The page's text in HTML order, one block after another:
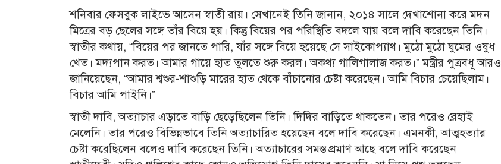
শনিবার ফেসবুক লাইভে আসেন স্বাতী রায়। সেখানেই তিনি জানান, ২০১৪ সালে দেখাশোনা করে মদন
মিত্রের বড় ছেলের সঙ্গে তাঁর বিয়ে হয়। কিন্তু বিয়ের পর পরিস্থিতি বদলে যায় বলে দাবি করেছেন তিনি।
স্বাতীর কথায়, “বিয়ের পর জানতে পারি, যাঁর সঙ্গে বিয়ে হয়েছে সে সাইকোপ্যাথ। মুঠো মুঠো ঘুমের ওষুধ
খেত। মদ্যপান করত। আমার গায়ে হাত তুলতে শুরু করল। অকথ্য গালিগালাজ করত।” মন্ত্রীর পুত্রবধূ আরও
জানিয়েছেন, “আমার শ্বশুর-শাশুড়ি মারের হাত থেকে বাঁচানোর চেষ্টা করেছেন। আমি বিচার চেয়েছিলাম।
বিচার আমি পাইনি।”
স্বাতী দাবি, অত্যাচার এড়াতে বাড়ি ছেড়েছিলেন তিনি। দিদির বাড়িতে থাকতেন। তার পরেও রেহাই
মেলেনি। তার পরেও বিভিন্নভাবে তিনি অত্যাচারিত হয়েছেন বলে দাবি করেছেন। এমনকী, আত্মহত্যার
চেষ্টা করেছিলেন বলেও দাবি করেছেন তিনি। অত্যাচারের সমস্ত প্রমাণ আছে বলে দাবি করেছেন